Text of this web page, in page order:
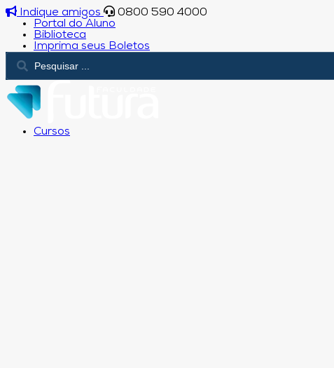
Indique amigos
0800 590 4000
Portal do Aluno
Biblioteca
Imprima seus Boletos
Cursos